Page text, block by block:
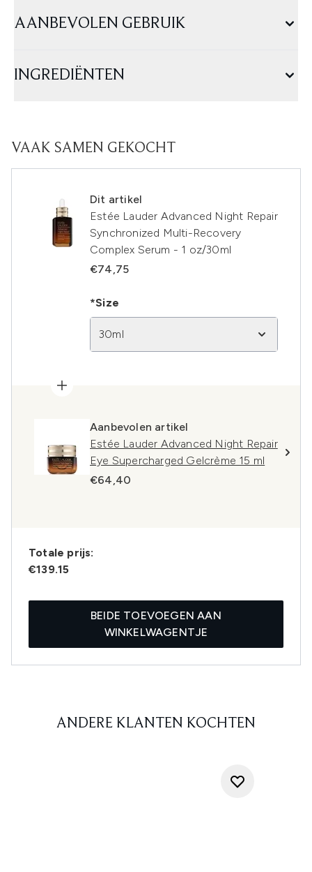
AANBEVOLEN GEBRUIK
INGREDIËNTEN
VAAK SAMEN GEKOCHT
Dit artikel
Estée Lauder Advanced Night Repair
Synchronized Multi-Recovery
Complex Serum - 1 oz/30ml
€74,75
*Size
30ml
Aanbevolen artikel
Estée Lauder Advanced Night Repair
Eye Supercharged Gelcrème 15 ml
€64,40
Totale prijs:
€139.15
BEIDE TOEVOEGEN AAN
WINKELWAGENTJE
ANDERE KLANTEN KOCHTEN